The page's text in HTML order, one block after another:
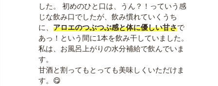
した。 初めのひと口は、うん？！っていう感
じな飲み口でしたが、飲み慣れていくうち
に、 アロエのつぶつぶ感と体に優しい甘さで
あっ！という間に1本を飲み干していました。
私は、お風呂上がりの水分補給で飲んでいま
す。
甘酒と割ってもとっても美味しくいただけま
す。😋